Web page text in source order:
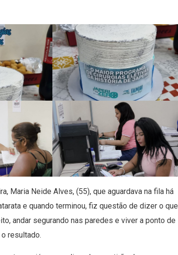
Maria Neide Alves, (55), que aguardava na fila há
e quando terminou, fiz questão de dizer o que
andar segurando nas paredes e viver a ponto de
resultado.